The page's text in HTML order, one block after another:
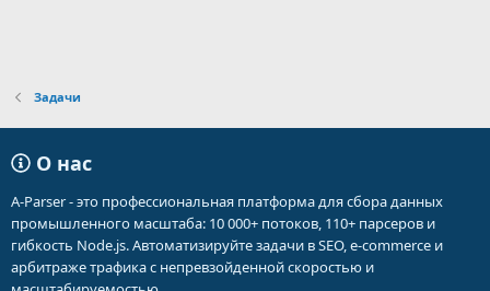
Задачи
О нас
A-Parser - это профессиональная платформа для сбора данных
промышленного масштаба: 10 000+ потоков, 110+ парсеров и
гибкость Node.js. Автоматизируйте задачи в SEO, e-commerce и
арбитраже трафика с непревзойденной скоростью и